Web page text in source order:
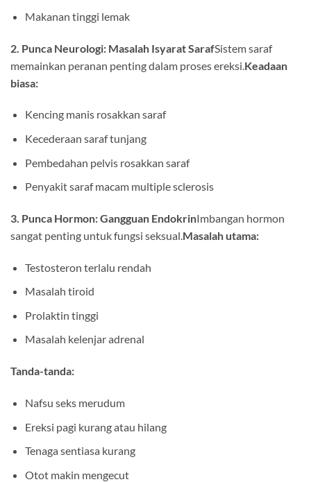
Makanan tinggi lemak
2. Punca Neurologi: Masalah Isyarat SarafSistem saraf
memainkan peranan penting dalam proses ereksi. Keadaan
biasa:
Kencing manis rosakkan saraf
Kecederaan saraf tunjang
Pembedahan pelvis rosakkan saraf
Penyakit saraf macam multiple sclerosis
3. Punca Hormon: Gangguan EndokrinImbangan hormon
sangat penting untuk fungsi seksual.Masalah utama:
Testosteron terlalu rendah
Masalah tiroid
Prolaktin tinggi
Masalah kelenjar adrenal
Tanda-tanda:
Nafsu seks merudum
Ereksi pagi kurang atau hilang
Tenaga sentiasa kurang
Otot makin mengecut